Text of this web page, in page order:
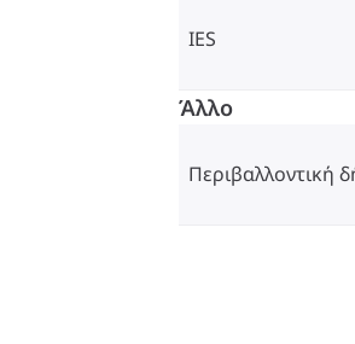
IES
Άλλο
Περιβαλλοντική